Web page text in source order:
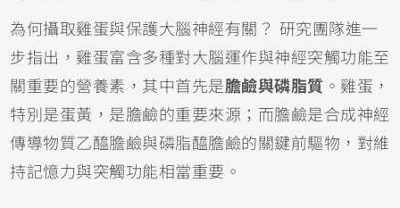
為何攝取雞蛋與保護大腦神經有關？ 研究團隊進一
步指出，雞蛋富含多種對大腦運作與神經突觸功能至
關重要的營養素，其中首先是膽鹼與磷脂質 。雞蛋，
特別是蛋黃，是膽鹼的重要來源；而膽鹼是合成神經
傳導物質乙醯膽鹼與磷脂醯膽鹼的關鍵前驅物，對維
持記憶力與突觸功能相當重要。